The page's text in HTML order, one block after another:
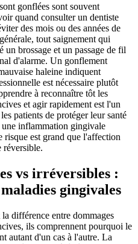
gonflées sont souvent
quand consulter un dentiste
des mois ou des années de
tout saignement qui
un brossage et un passage de fil
d'alarme. Un gonflement
haleine indiquent
est nécessaire plutôt
à reconnaître tôt les
et agir rapidement est l'un
patients de protéger leur santé
inflammation gingivale
risque est grand que l'affection
réversible.
vs irréversibles :
gingivales
différence entre dommages
ils comprennent pourquoi le
autant d'un cas à l'autre. La